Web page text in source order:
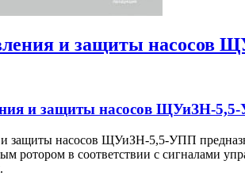
и защиты насосов
и защиты насосов ЩУиЗН-
защиты насосов ЩУиЗН-5,5-УПП
ротором в соответствии с сигналами